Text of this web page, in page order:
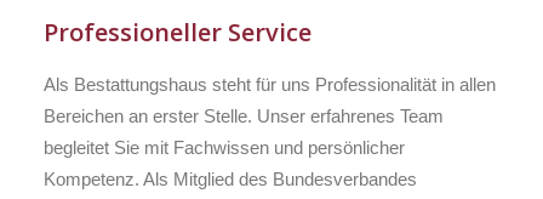
Professioneller Service
Als Bestattungshaus steht für uns Professionalität in allen
Bereichen an erster Stelle. Unser erfahrenes Team
begleitet Sie mit Fachwissen und persönlicher
Kompetenz. Als Mitglied des Bundesverbandes